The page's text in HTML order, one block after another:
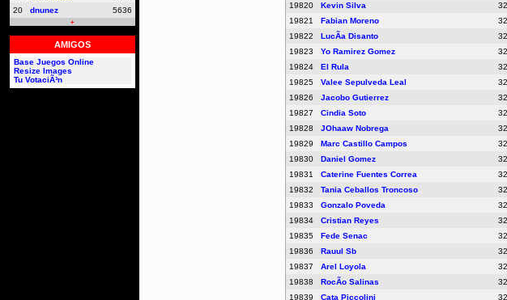
20
dnunez 5636
+
AMIGOS
Base Juegos Online
Resize Images
Tu VotaciÃ³n
19820
Kevin Silva
32
19821
Fabian Moreno
32
19822
LucÃ­a Disanto
32
19823
Yo Ramirez Gomez
32
19824
El Rula
32
19825
Valee Sepulveda Leal
32
19826
Jacobo Gutierrez
32
19827
Cindia Soto
32
19828
JOhaaw Nobrega
32
19829
Marc Castillo Campos
32
19830
Daniel Gomez
32
19831
Caterine Fuentes Correa
32
19832
Tania Ceballos Troncoso
32
19833
Gonzalo Poveda
32
19834
Cristian Reyes
32
19835
Fede Senac
32
19836
Rauul Sb
32
19837
Arel Loyola
32
19838
RocÃ­o Salinas
32
19839
Cata Piccolini
32